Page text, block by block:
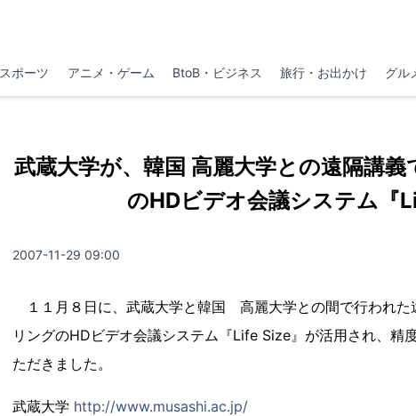
スポーツ アニメ・ゲーム BtoB・ビジネス 旅行・お出かけ グル
武蔵大学が、韓国 高麗大学との遠隔講
のHDビデオ会議システム『
2007-11-29 09:00
１１月８日に、武蔵大学と韓国 高麗大学との間で行われた
リングのHDビデオ会議システム『Life Size』が活用され、精
ただきました。
武蔵大学 http://www.musashi.ac.jp/